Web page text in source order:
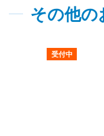
その他
受付中